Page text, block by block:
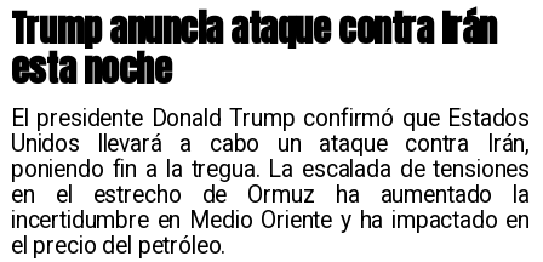
Trump anuncia ataque contra Irán
esta noche
El presidente Donald Trump confirmó que Estados
Unidos llevará a cabo un ataque contra Irán,
poniendo fin a la tregua. La escalada de tensiones
en el estrecho de Ormuz ha aumentado la
incertidumbre en Medio Oriente y ha impactado en
el precio del petróleo.